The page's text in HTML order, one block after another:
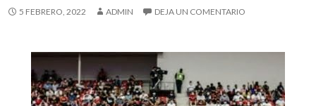
5 FEBRERO, 2022 ADMIN DEJA UN COMENTARIO